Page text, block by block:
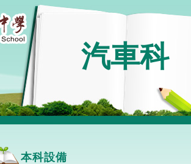
汽車科
本科設備